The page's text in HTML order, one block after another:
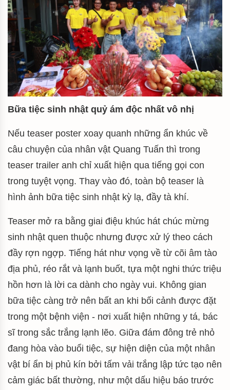
Bữa tiệc sinh nhật quỷ ám độc nhất vô nhị
Nếu teaser poster xoay quanh những ẩn khúc về
câu chuyện của nhân vật Quang Tuấn thì trong
teaser trailer anh chỉ xuất hiện qua tiếng gọi con
trong tuyệt vọng. Thay vào đó, toàn bộ teaser là
hình ảnh bữa tiệc sinh nhật kỳ lạ, đầy tà khí.
Teaser mở ra bằng giai điệu khúc hát chúc mừng
sinh nhật quen thuộc nhưng được xử lý theo cách
đầy rợn ngợp. Tiếng hát như vọng về từ cõi âm tào
địa phủ, réo rắt và lạnh buốt, tựa một nghi thức triệu
hồn hơn là lời ca dành cho ngày vui. Không gian
bữa tiệc càng trở nên bất an khi bối cảnh được đặt
trong một bệnh viện - nơi xuất hiện những y tá, bác
sĩ trong sắc trắng lạnh lẽo. Giữa đám đông trẻ nhỏ
đang hòa vào buổi tiệc, sự hiện diện của một nhân
vật bí ẩn bị phủ kín bởi tấm vải trắng lập tức tạo nên
cảm giác bất thường, như một dấu hiệu báo trước